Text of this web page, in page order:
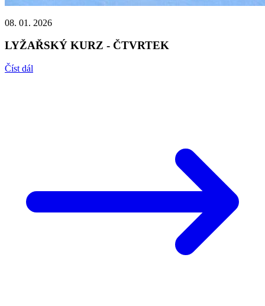
08. 01. 2026
LYŽAŘSKÝ KURZ - ČTVRTEK
Číst dál